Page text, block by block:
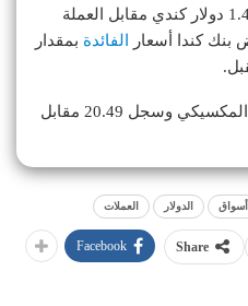
واستقر الدولار الكندي عند 1.4389 دولار كندي مقابل العملة
بنك كندا أسعار
الفائدة بمقدار
ولم يطرأ تغيير يذكر على البيزو المكسيكي وسجل 20.49 مقابل
أسواق الدولار العملات
Share
Facebook